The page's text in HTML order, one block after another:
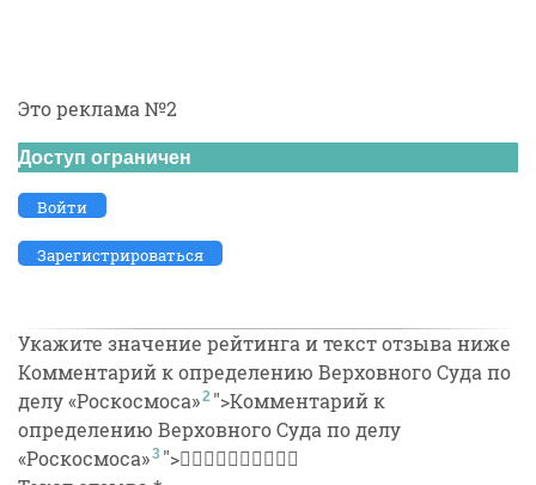
Это реклама №2
Доступ ограничен
Войти
Зарегистрироваться
Укажите значение рейтинга и текст отзыва ниже
Комментарий к определению Верховного Суда по
делу«Роскосмоса» ">Комментарий к
определению Верховного Суда по делу
«Роскосмоса» ">